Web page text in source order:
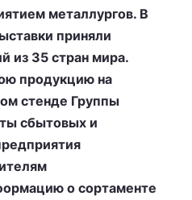
металлургов. В
приняли
из 35 стран мира.
продукцию на
стенде Группы
сбытовых и
о сортаменте